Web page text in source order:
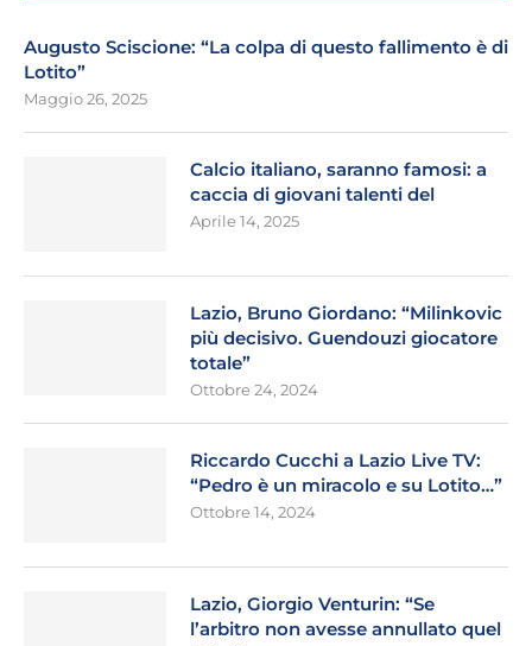
Augusto Sciscione: “La colpa di questo fallimento è di
Lotito”
Maggio 26, 2025
Calcio italiano, saranno famosi: a
caccia di giovani talenti del
Aprile 14, 2025
Lazio, Bruno Giordano: “Milinkovic
più decisivo. Guendouzi giocatore
totale”
Ottobre 24, 2024
Riccardo Cucchi a Lazio Live TV:
“Pedro è un miracolo e su Lotito…”
Ottobre 14, 2024
Lazio, Giorgio Venturin: “Se
l’arbitro non avesse annullato quel